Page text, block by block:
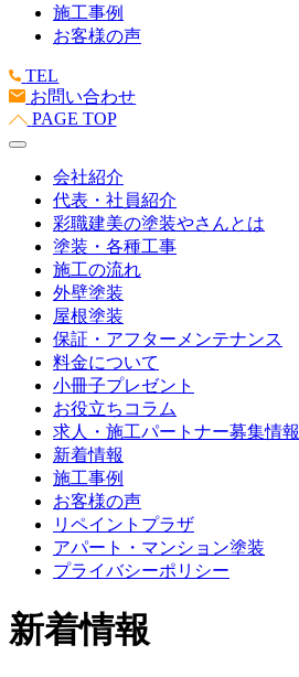
施工事例
お客様の声
TEL
お問い合わせ
PAGE TOP
会社紹介
代表・社員紹介
彩職建美の塗装やさんとは
塗装・各種工事
施工の流れ
外壁塗装
屋根塗装
保証・アフターメンテナンス
料金について
小冊子プレゼント
お役立ちコラム
求人・施工パートナー募集情報
新着情報
施工事例
お客様の声
リペイントプラザ
アパート・マンション塗装
プライバシーポリシー
新着情報